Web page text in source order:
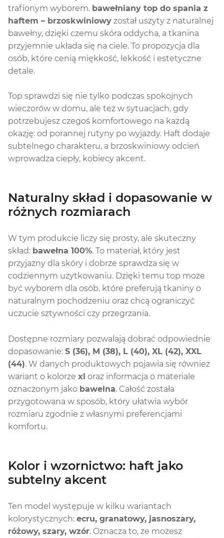
trafionym wyborem. bawełniany top do spania z
haftem – brzoskwiniowy został uszyty z naturalnej
bawełny, dzięki czemu skóra oddycha, a tkanina
przyjemnie układa się na ciele. To propozycja dla
osób, które cenią miękkość, lekkość i estetyczne
detale.
Top sprawdzi się nie tylko podczas spokojnych
wieczorów w domu, ale też w sytuacjach, gdy
potrzebujesz czegoś komfortowego na każdą
okazję: od porannej rutyny po wyjazdy. Haft dodaje
subtelnego charakteru, a brzoskwiniowy odcień
wprowadza ciepły, kobiecy akcent.
Naturalny skład i dopasowanie w
różnych rozmiarach
W tym produkcie liczy się prosty, ale skuteczny
skład: bawełna 100%. To materiał, który jest
przyjazny dla skóry i dobrze sprawdza się w
codziennym użytkowaniu. Dzięki temu top może
być wyborem dla osób, które preferują tkaniny o
naturalnym pochodzeniu oraz chcą ograniczyć
uczucie sztywności czy przegrzania.
Dostępne rozmiary pozwalają dobrać odpowiednie
dopasowanie: S (36), M (38), L (40), XL (42), XXL
(44). W danych produktowych pojawia się również
wariant o kolorze xl oraz informacja o materiale
oznaczonym jako bawelna. Całość została
przygotowana w sposób, który ułatwia wybór
rozmiaru zgodnie z własnymi preferencjami
komfortu.
Kolor i wzornictwo: haft jako
subtelny akcent
Ten model występuje w kilku wariantach
kolorystycznych: ecru, granatowy, jasnoszary,
różowy, szary, wzór. Oznacza to, że możesz